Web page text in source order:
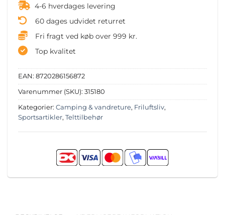
4-6 hverdages levering
60 dages udvidet returret
Fri fragt ved køb over 999 kr.
Top kvalitet
EAN: 8720286156872
Varenummer (SKU): 315180
Kategorier: Camping & vandreture, Friluftsliv,
Sportsartikler, Telttilbehør